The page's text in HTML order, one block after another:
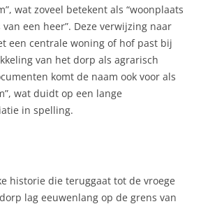
wat zoveel betekent als “woonplaats
van een heer”. Deze verwijzing naar
een centrale woning of hof past bij
van het dorp als agrarisch
komt de naam ook voor als
wat duidt op een lange
in spelling.
historie die teruggaat tot de vroege
lag eeuwenlang op de grens van